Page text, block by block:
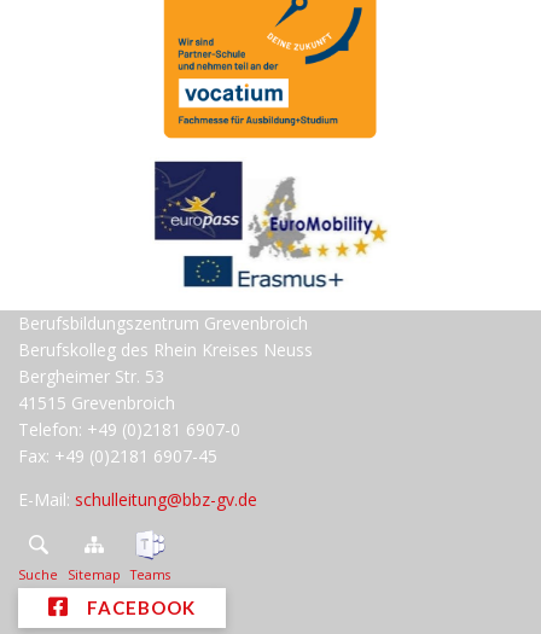
Berufsbildungszentrum Grevenbroich
Berufskolleg des Rhein Kreises Neuss
Bergheimer Str. 53
41515 Grevenbroich
Telefon: +49 (0)2181 6907-0
Fax: +49 (0)2181 6907-45
E-Mail: schulleitung@bbz-gv.de
Suche Sitemap Teams
FACEBOOK